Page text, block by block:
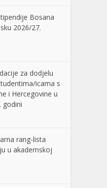
Bosana
2026/27.
za dodjelu
icama s
i Hercegovine u
godini
rang-lista
u akademskoj